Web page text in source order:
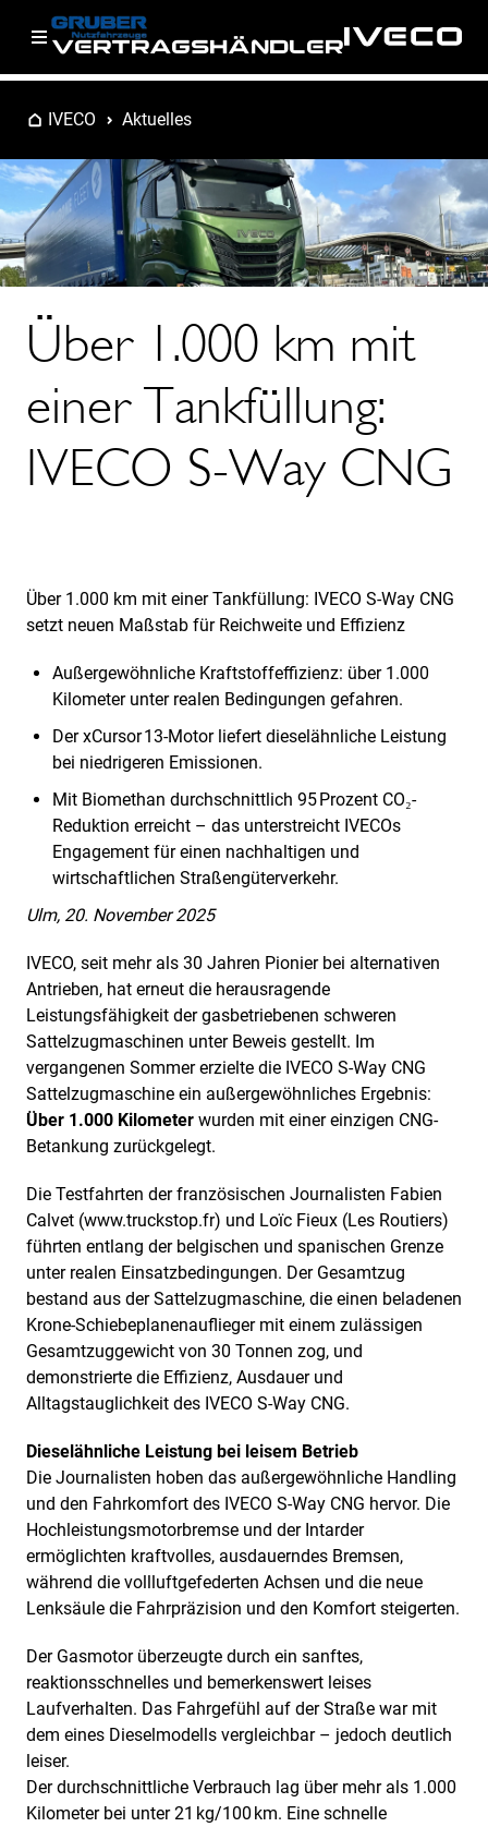
VERTRAGSHÄNDLER
IVECO Aktuelles
Über 1.000 km mit
einer Tankfüllung:
IVECO S-Way CNG
Über 1.000 km mit einer Tankfüllung: IVECO S-Way CNG
setzt neuen Maßstab für Reichweite und Effizienz
Außergewöhnliche Kraftstoffeffizienz: über 1.000
Kilometer unter realen Bedingungen gefahren.
Der xCursor 13-Motor liefert dieselähnliche Leistung
bei niedrigeren Emissionen.
Mit Biomethan durchschnittlich 95 Prozent CO₂-
Reduktion erreicht – das unterstreicht IVECOs
Engagement für einen nachhaltigen und
wirtschaftlichen Straßengüterverkehr.
Ulm, 20. November 2025
IVECO, seit mehr als 30 Jahren Pionier bei alternativen
Antrieben, hat erneut die herausragende
Leistungsfähigkeit der gasbetriebenen schweren
Sattelzugmaschinen unter Beweis gestellt. Im
vergangenen Sommer erzielte die IVECO S-Way CNG
Sattelzugmaschine ein außergewöhnliches Ergebnis:
Über 1.000 Kilometer wurden mit einer einzigen CNG-
Betankung zurückgelegt.
Die Testfahrten der französischen Journalisten Fabien
Calvet (www.truckstop.fr) und Loïc Fieux (Les Routiers)
führten entlang der belgischen und spanischen Grenze
unter realen Einsatzbedingungen. Der Gesamtzug
bestand aus der Sattelzugmaschine, die einen beladenen
Krone-Schiebeplanenauflieger mit einem zulässigen
Gesamtzuggewicht von 30 Tonnen zog, und
demonstrierte die Effizienz, Ausdauer und
Alltagstauglichkeit des IVECO S-Way CNG.
Dieselähnliche Leistung bei leisem Betrieb
Die Journalisten hoben das außergewöhnliche Handling
und den Fahrkomfort des IVECO S-Way CNG hervor. Die
Hochleistungsmotorbremse und der Intarder
ermöglichten kraftvolles, ausdauerndes Bremsen,
während die vollluftgefederten Achsen und die neue
Lenksäule die Fahrpräzision und den Komfort steigerten.
Der Gasmotor überzeugte durch ein sanftes,
reaktionsschnelles und bemerkenswert leises
Laufverhalten. Das Fahrgefühl auf der Straße war mit
dem eines Dieselmodells vergleichbar – jedoch deutlich
leiser.
Der durchschnittliche Verbrauch lag über mehr als 1.000
Kilometer bei unter 21 kg/100 km. Eine schnelle